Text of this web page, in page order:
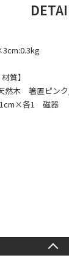
質】
木 箸置ピン
各1 磁器